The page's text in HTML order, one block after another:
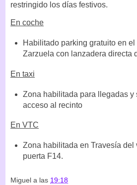
restringido los días festivos.
En coche
Habilitado parking gratuito en
Zarzuela con lanzadera directa
En taxi
Zona habilitada para llegadas y
acceso al recinto
En VTC
Zona habilitada en Travesía del
puerta F14.
Miguel a las 19:18